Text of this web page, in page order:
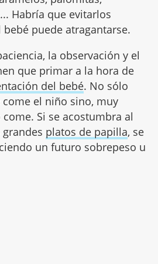
Habría que evitarlos
puede atragantarse.
la observación y el
que primar a la hora de
del bebé. No sólo
el niño sino, muy
Si se acostumbra al
platos de papilla, se
un futuro sobrepeso u